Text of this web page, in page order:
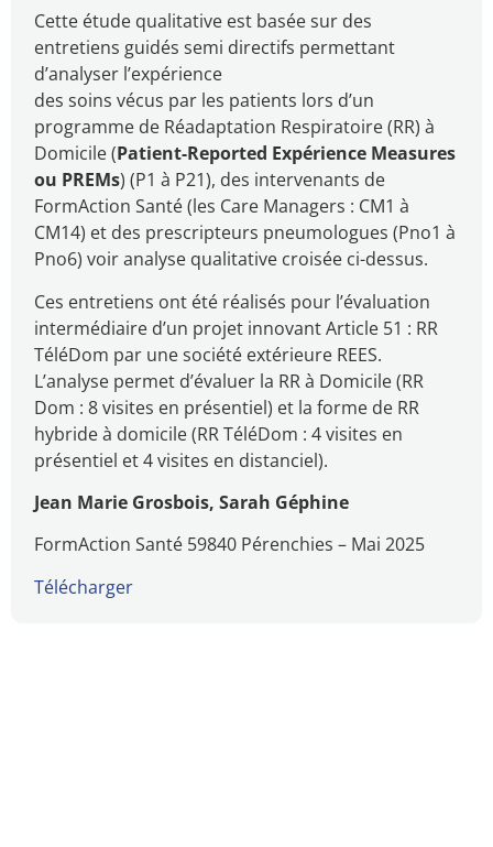
Cette étude qualitative est basée sur des
entretiens guidés semi directifs permettant
d’analyser l’expérience
des soins vécus par les patients lors d’un
programme de Réadaptation Respiratoire (RR) à
Domicile (Patient-Reported Expérience Measures
ou PREMs) (P1 à P21), des intervenants de
FormAction Santé (les Care Managers : CM1 à
CM14) et des prescripteurs pneumologues (Pno1 à
Pno6) voir analyse qualitative croisée ci-dessus.
Ces entretiens ont été réalisés pour l’évaluation
intermédiaire d’un projet innovant Article 51 : RR
TéléDom par une société extérieure REES.
L’analyse permet d’évaluer la RR à Domicile (RR
Dom : 8 visites en présentiel) et la forme de RR
hybride à domicile (RR TéléDom : 4 visites en
présentiel et 4 visites en distanciel).
Jean Marie Grosbois, Sarah Géphine
FormAction Santé 59840 Pérenchies – Mai 2025
Télécharger